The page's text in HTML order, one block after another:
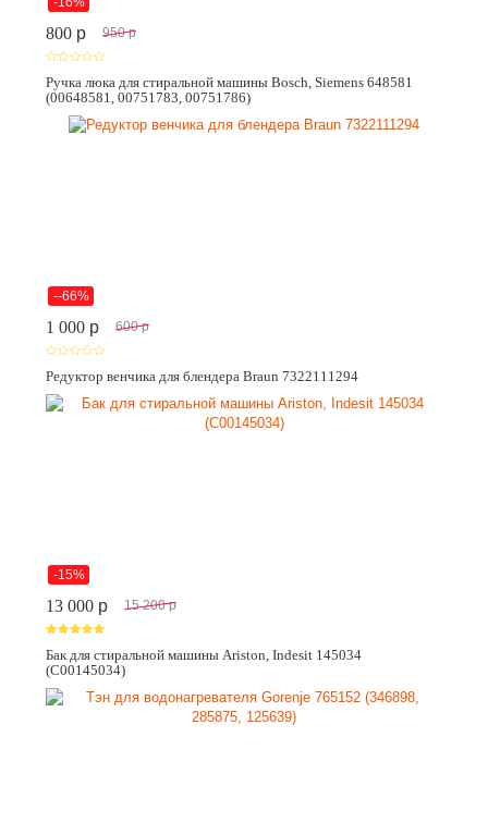
800 p 950 p
Ручка люка для стиральной машины Bosch, Siemens 648581
(00648581, 00751783, 00751786)
--66%
1 000 p 600 p
Редуктор венчика для блендера Braun 7322111294
-15%
13 000 p 15 200 p
Бак для стиральной машины Ariston, Indesit 145034
(C00145034)